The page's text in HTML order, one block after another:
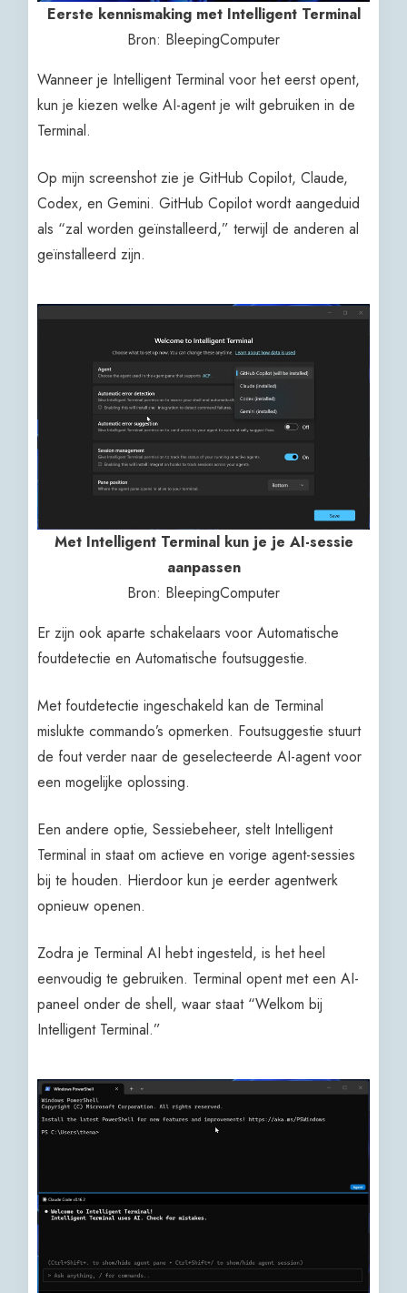
Eerste kennismaking met Intelligent Terminal
Bron: BleepingComputer
Wanneer je Intelligent Terminal voor het eerst opent,
kun je kiezen welke AI-agent je wilt gebruiken in de
Terminal.
Op mijn screenshot zie je GitHub Copilot, Claude,
Codex, en Gemini. GitHub Copilot wordt aangeduid
als “zal worden geïnstalleerd,” terwijl de anderen al
geïnstalleerd zijn.
Met Intelligent Terminal kun je je AI-sessie
aanpassen
Bron: BleepingComputer
Er zijn ook aparte schakelaars voor Automatische
foutdetectie en Automatische foutsuggestie.
Met foutdetectie ingeschakeld kan de Terminal
mislukte commando’s opmerken. Foutsuggestie stuurt
de fout verder naar de geselecteerde AI-agent voor
een mogelijke oplossing.
Een andere optie, Sessiebeheer, stelt Intelligent
Terminal in staat om actieve en vorige agent-sessies
bij te houden. Hierdoor kun je eerder agentwerk
opnieuw openen.
Zodra je Terminal AI hebt ingesteld, is het heel
eenvoudig te gebruiken. Terminal opent met een AI-
paneel onder de shell, waar staat “Welkom bij
Intelligent Terminal.”